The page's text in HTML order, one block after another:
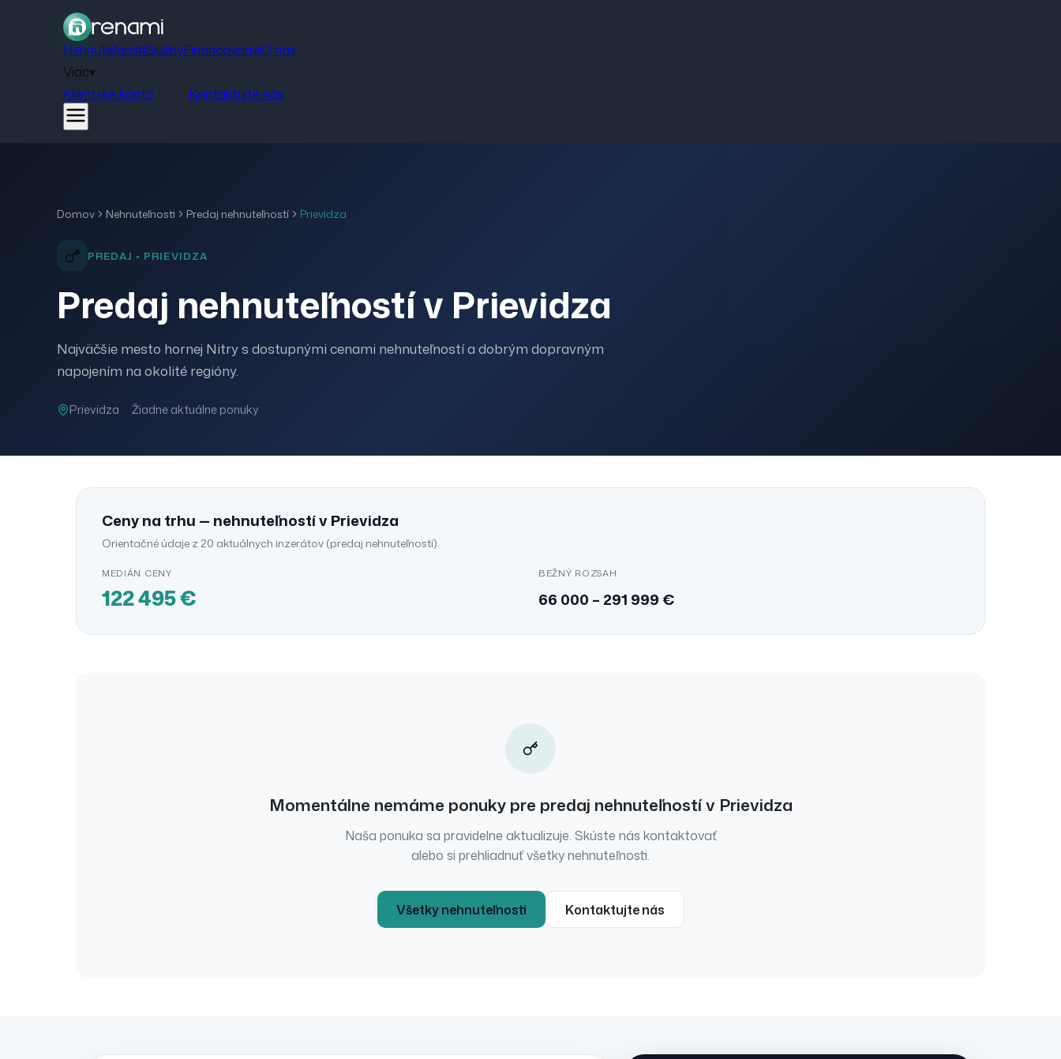
NehnuteľnostiSlužbyFinancovanieO nás
Viac▾
Klientske konto
Kontaktujte nás
Domov Nehnuteľnosti Predaj nehnuteľností Prievidza
PREDAJ • PRIEVIDZA
Predaj nehnuteľností v Prievidza
Najväčšie mesto hornej Nitry s dostupnými cenami nehnuteľností a dobrým dopravným
napojením na okolité regióny.
Prievidza Žiadne aktuálne ponuky
Ceny na trhu — nehnuteľnostívPrievidza
Orientačné údaje z 20 aktuálnych inzerátov (predaj nehnuteľností).
MEDIÁN CENY
122 495€
BEŽNÝ ROZSAH
66 000 – 291 999€
Momentálne nemáme ponuky pre predaj nehnuteľnostív Prievidza
Naša ponuka sa pravidelne aktualizuje. Skúste nás kontaktovať
alebo si prehliadnuť všetky nehnuteľnosti.
Všetky nehnuteľnosti Kontaktujte nás